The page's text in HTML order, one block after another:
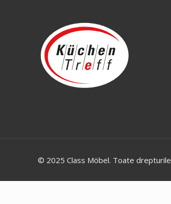
© 2025 Class Möbel. Toate